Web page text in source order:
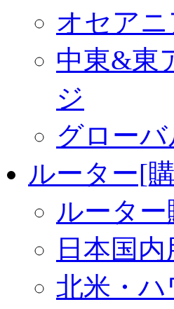
オセア
中東&東
ジ
グロー
ルーター[
ルーター
日本国
北米・